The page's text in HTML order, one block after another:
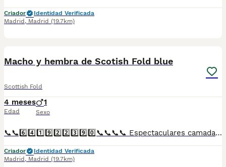
Criador
Identidad Verificada
Madrid , Madrid (19.7km)
Macho y hembra de Scotish Fold blue
Scottish Fold
4 meses
Edad
1
Sexo
📞📞6️⃣4️⃣1️⃣9️⃣2️⃣2️⃣3️⃣9️⃣0️⃣📞📞📞📞 Espectaculares camadas de perritos de Scotish Fold blue nacionales descendientes de las mejores líneas de sangre. Disponibles tanto hembras como machos. Las camadas están bajo supervisión veterinaria desde su nacimiento hasta que son entregadas a su nueva familia. Criados por un equipo de profesionales y mejores personas que, con más de 20 años de experiencia , cuidan a los animales por vocación, aplicando una cría ética y responsable para que cada cachorro se desarrolle con la mejor salud y con un buen temperamento. Todos los cachorritos se entregan con unos dos meses y medio de edad y sus vacunas correspondientes, desparasitados interna y externamente, con certificado de salud, y garantía tanto por enfermedad vírica como congénito genética. Posibilidad de entregar en toda España mediante transporte propio preparado para animales y con chofer privado. Los precios pueden variar según las características y morfología de cada cachorro. Añádenos al whats app o llámanos, y encantados atenderemos todas tus dudas y consultas. Teléfono / Whats app: 641 92 23 90
Criador
Identidad Verificada
Madrid , Madrid (19.7km)